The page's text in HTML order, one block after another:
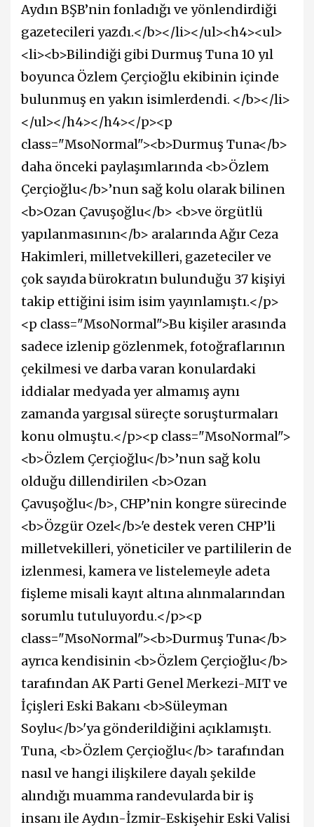
Aydın BŞB’nin fonladığı ve yönlendirdiği
gazetecileri yazdı.</b></li></ul><h4><ul>
<li><b>Bilindiği gibi Durmuş Tuna 10 yıl
boyunca Özlem Çerçioğlu ekibinin içinde
bulunmuş en yakın isimlerdendi. </b></li>
</ul></h4></h4></p><p
class="MsoNormal"><b>Durmuş Tuna</b>
daha önceki paylaşımlarında <b>Özlem
Çerçioğlu</b>’nun sağ kolu olarak bilinen
<b>Ozan Çavuşoğlu</b> <b>ve örgütlü
yapılanmasının</b> aralarında Ağır Ceza
Hakimleri, milletvekilleri, gazeteciler ve
çok sayıda bürokratın bulunduğu 37 kişiyi
takip ettiğini isim isim yayınlamıştı.</p>
<p class="MsoNormal">Bu kişiler arasında
sadece izlenip gözlenmek, fotoğraflarının
çekilmesi ve darba varan konulardaki
iddialar medyada yer almamış aynı
zamanda yargısal süreçte soruşturmaları
konu olmuştu.</p><p class="MsoNormal">
<b>Özlem Çerçioğlu</b>’nun sağ kolu
olduğu dillendirilen <b>Ozan
Çavuşoğlu</b>, CHP’nin kongre sürecinde
<b>Özgür Ozel</b>'e destek veren CHP’li
milletvekilleri, yöneticiler ve partililerin de
izlenmesi, kamera ve listelemeyle adeta
fişleme misali kayıt altına alınmalarından
sorumlu tutuluyordu.</p><p
class="MsoNormal"><b>Durmuş Tuna</b>
ayrıca kendisinin <b>Özlem Çerçioğlu</b>
tarafından AK Parti Genel Merkezi-MIT ve
İçişleri Eski Bakanı <b>Süleyman
Soylu</b>'ya gönderildiğini açıklamıştı.
Tuna, <b>Özlem Çerçioğlu</b> tarafından
nasıl ve hangi ilişkilere dayalı şekilde
alındığı muamma randevularda bir iş
insanı ile Aydın-İzmir-Eskişehir Eski Valisi